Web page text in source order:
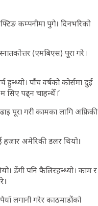
कम्पनीमा पुगे। दिनभरिको
(एमबिएस) पूरा गरे।
पाँच वर्षको कोर्समा दुई
सिए पढ्न चाहन्थेँ।’
पूरा गरी कामका लागि अफ्रिकी
हजार अमेरिकी डलर थियो।
डेंगी पनि फैलिरहन्थ्यो। काम र
लगानी गरेर काठमाडौंको